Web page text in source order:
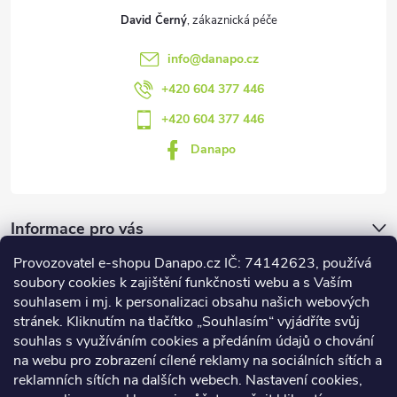
Provozovatel e-shopu Danapo.cz IČ: 74142623, používá
soubory cookies k zajištění funkčnosti webu a s Vaším
souhlasem i mj. k personalizaci obsahu našich webových
stránek. Kliknutím na tlačítko „Souhlasím“ vyjádříte svůj
souhlas s využíváním cookies a předáním údajů o chování
na webu pro zobrazení cílené reklamy na sociálních sítích a
reklamních sítích na dalších webech. Nastavení cookies,
David Černý
info@danapo.cz
+420 604 377 446
+420 604 377 446
Danapo
Informace pro vás
Dotazník
Co upřednosťnujete?
Počet hlasů:437